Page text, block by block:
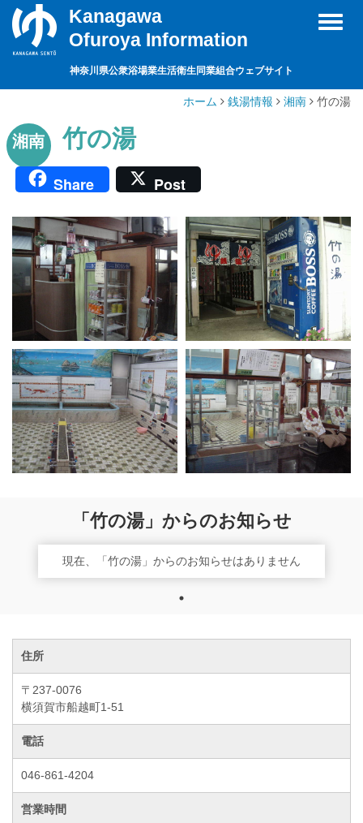
Toggle
Kanagawa
Ofuroya Information
神奈川県公衆浴場業生活衛生同業組合ウェブサイト
ホーム 銭湯情報 湘南 竹の湯
湘南竹の湯
Share Post
「竹の湯」からのお知らせ
現在、「竹の湯」からのお知らせはありません
住所
〒237-0076
横須賀市船越町1-51
電話
046-861-4204
営業時間